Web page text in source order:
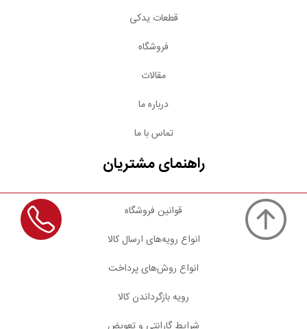
قطعات یدکی
فروشگاه
مقالات
درباره ما
تماس با ما
راهنمای مشتریان
قوانین فروشگاه
انواع رویه‌های ارسال کالا
انواع روش‌های پرداخت
رویه بازگرداندن کالا